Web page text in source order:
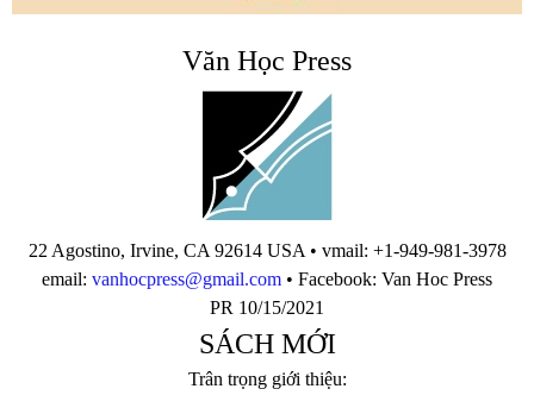
Văn Học Press
22 Agostino, Irvine, CA 92614 USA • vmail: +1-949-981-3978
email: vanhocpress@gmail.com • Facebook: Van Hoc Press
PR 10/15/2021
SÁCH MỚI
Trân trọng giới thiệu: